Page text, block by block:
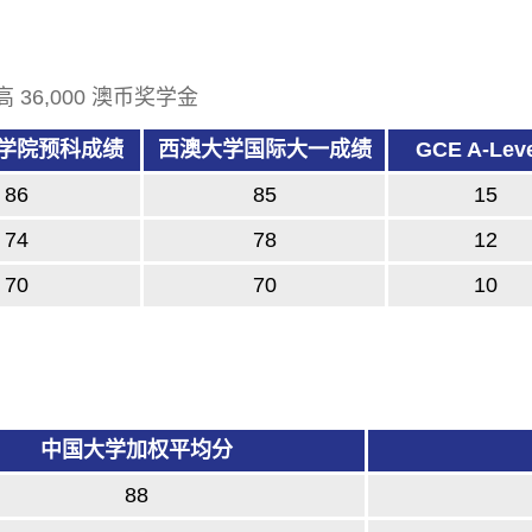
)
36,000 澳币奖学⾦
院预科成绩 西澳大学国际大一成绩 GCE A-
86 85 15
74 78 12
70 70 10
中国大学加权平均分
88